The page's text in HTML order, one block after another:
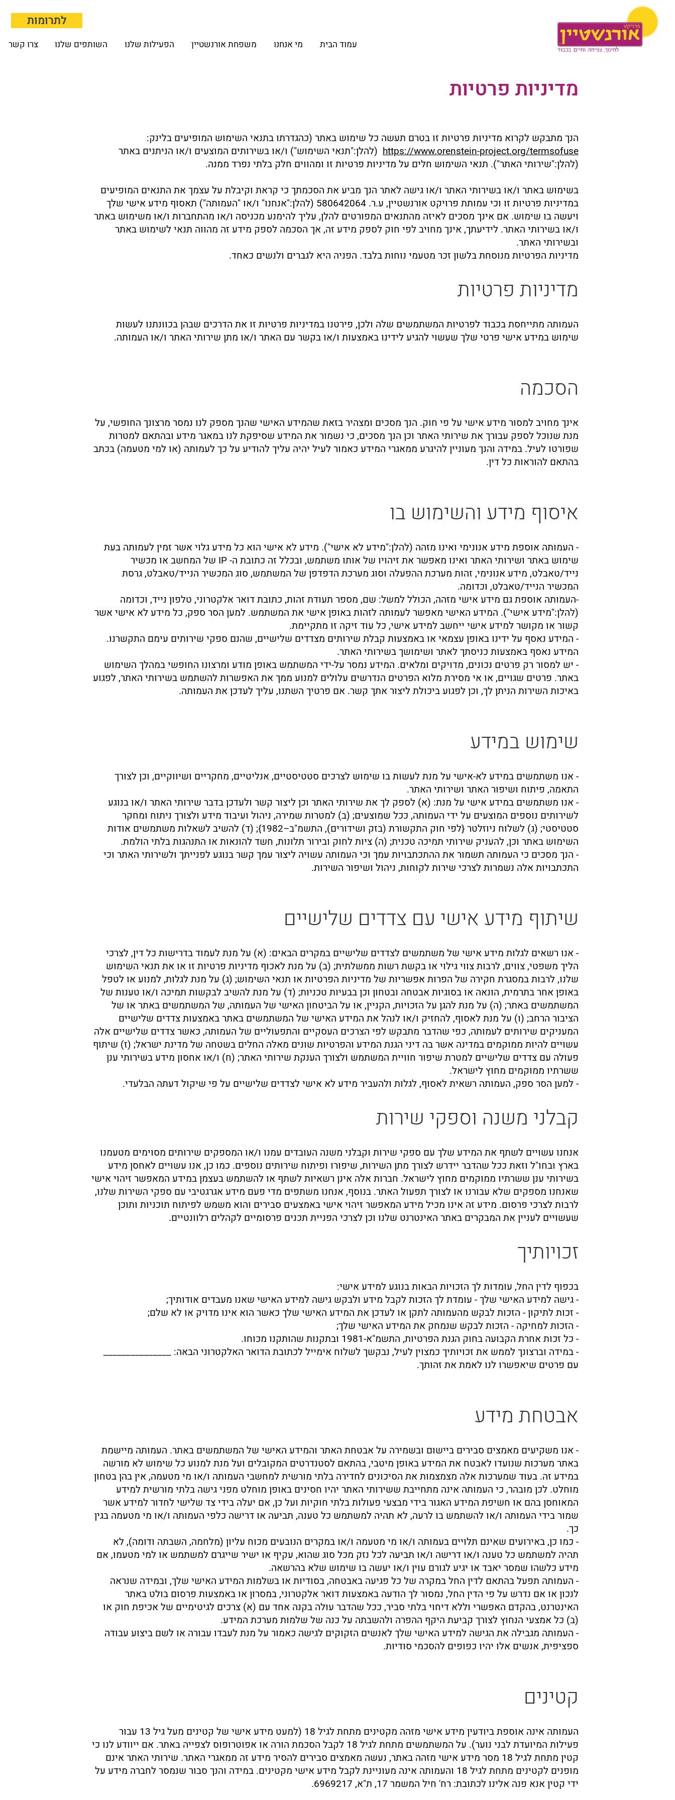
לתרומות
עמוד הבית מי אנחנו ​משפחת אורנשטיין הפעילות שלנו השותפים שלנו צרו קשר
מדיניות פרטיות
הנך מתבקש לקרוא מדיניות פרטיות זו בטרם תעשה כל שימוש באתר (כהגדרתו בתנאי השימוש המופיעים בלינק:
https://www.orenstein-project.org/termsofuse (להלן:"תנאי השימוש") ו/או בשירותים המוצעים ו/או הניתנים באתר
(להלן:"שירותי האתר"). תנאי השימוש חלים על מדיניות פרטיות זו ומהווים חלק בלתי נפרד ממנה.
בשימוש באתר ו/או בשירותי האתר ו/או גישה לאתר הנך מביע את הסכמתך כי קראת וקיבלת על עצמך את התנאים המופיעים
במדיניות פרטיות זו וכי עמותת פרויקט אורנשטיין, ע.ר. 580642064 (להלן:"אנחנו" ו/או "העמותה") תאסוף מידע אישי שלך
ויעשה בו שימוש. אם אינך מסכים לאיזה מהתנאים המפורטים להלן, עליך להימנע מכניסה ו/או מהתחברות ו/או משימוש באתר
ו/או בשירותי האתר. לידיעתך, אינך מחויב לפי חוק לספק מידע זה, אך הסכמה לספק מידע זה מהווה תנאי לשימוש באתר
ובשירותי האתר.
מדיניות הפרטיות מנוסחת בלשון זכר מטעמי נוחות בלבד. הפניה היא לגברים ולנשים כאחד.
מדיניות פרטיות
העמותה מתייחסת בכבוד לפרטיות המשתמשים שלה ולכן, פירטנו במדיניות פרטיות זו את הדרכים שבהן בכוונתנו לעשות
שימוש במידע אישי פרטי שלך שעשוי להגיע לידינו באמצעות ו/או בקשר עם האתר ו/או מתן שירותי האתר ו/או העמותה.
הסכמה
אינך מחויב למסור מידע אישי על פי חוק. הנך מסכים ומצהיר בזאת שהמידע האישי שהנך מספק לנו נמסר מרצונך החופשי, על
מנת שנוכל לספק עבורך את שירותי האתר וכן הנך מסכים, כי נשמור את המידע שסיפקת לנו במאגר מידע ובהתאם למטרות
שפורטו לעיל. במידה והנך מעוניין להיגרע ממאגרי המידע כאמור לעיל יהיה עליך להודיע על כך לעמותה (או למי מטעמה) בכתב
בהתאם להוראות כל דין.
איסוף מידע והשימוש בו
- העמותה אוספת מידע אנונימי ואינו מזהה (להלן:"מידע לא אישי"). מידע לא אישי הוא כל מידע גלוי אשר זמין לעמותה בעת
שימוש באתר ושירותי האתר ואינו מאפשר את זיהויו של אותו משתמש, ובכלל זה כתובת ה- IP של המחשב או מכשיר
נייד/טאבלט, מידע אנונימי, זהות מערכת ההפעלה וסוג מערכת הדפדפן של המשתמש, סוג המכשיר הנייד/טאבלט, גרסת
המכשיר הנייד/טאבלט, וכדומה.
-העמותה אוספת גם מידע אישי מזהה, הכולל למשל: שם, מספר תעודת זהות, כתובת דואר אלקטרוני, טלפון נייד, וכדומה
(להלן:"מידע אישי"). המידע האישי מאפשר לעמותה לזהות באופן אישי את המשתמש. למען הסר ספק, כל מידע לא אישי אשר
קשור או מקושר למידע אישי ייחשב למידע אישי, כל עוד זיקה זו מתקיימת.
- המידע נאסף על ידינו באופן עצמאי או באמצעות קבלת שירותים מצדדים שלישיים, שהנם ספקי שירותים עימם התקשרנו.
המידע נאסף באמצעות כניסתך לאתר ושימושך בשירותי האתר.
- יש למסור רק פרטים נכונים, מדויקים ומלאים. המידע נמסר על-ידי המשתמש באופן מודע ומרצונו החופשי במהלך השימוש
באתר. פרטים שגויים, או אי מסירת מלוא הפרטים הנדרשים עלולים למנוע ממך את האפשרות להשתמש בשירותי האתר, לפגוע
באיכות השירות הניתן לך, וכן לפגוע ביכולת ליצור אתך קשר. אם פרטיך השתנו, עליך לעדכן את העמותה.
שימוש במידע
- אנו משתמשים במידע לא-אישי על מנת לעשות בו שימוש לצרכים סטטיסטיים, אנליטיים, מחקריים ושיווקיים, וכן לצורך
התאמה, פיתוח ושיפור האתר ושירותי האתר.
- אנו משתמשים במידע אישי על מנת: (א) לספק לך את שירותי האתר וכן ליצור קשר ולעדכן בדבר שירותי האתר ו/או בנוגע
לשירותים נוספים המוצעים על ידי העמותה, ככל שמוצעים; (ב) למטרות שמירה, ניהול ועיבוד מידע ולצורך ניתוח ומחקר
סטטיסטי; (ג) לשלוח ניוזלטר {לפי חוק התקשורת (בזק ושידורים), התשמ"ב–1982}; (ד) להשיב לשאלות משתמשים אודות
השימוש באתר וכן, להעניק שירותי תמיכה טכנית; (ה) ציות לחוק ובירור תלונות, חשד להונאות או התנהגות בלתי הולמת.
- הנך מסכים כי העמותה תשמור את ההתכתבויות עמך וכי העמותה עשויה ליצור עמך קשר בנוגע לפנייתך ולשירותי האתר וכי
התכתבויות אלה נשמרות לצרכי שירות לקוחות, ניהול ושיפור השירות.
שיתוף מידע אישי עם צדדים שלישיים
- אנו רשאים לגלות מידע אישי של משתמשים לצדדים שלישיים במקרים הבאים: (א) על מנת לעמוד בדרישות כל דין, לצרכי
הליך משפטי, צווים, לרבות צווי גילוי או בקשת רשות ממשלתית; (ב) על מנת לאכוף מדיניות פרטיות זו או את תנאי השימוש
שלנו, לרבות במסגרת חקירה של הפרות אפשריות של מדיניות הפרטיות או תנאי השימוש; (ג) על מנת לגלות, למנוע או לטפל
באופן אחר בתרמית, הונאה או בסוגיות אבטחה ובטחון וכן בבעיות טכניות; (ד) על מנת להשיב לבקשות תמיכה ו/או טענות של
המשתמשים באתר; (ה) על מנת להגן על הזכויות, הקניין, או על הביטחון האישי של העמותה, של המשתמשים באתר או של
הציבור הרחב; (ו) על מנת לאסוף, להחזיק ו/או לנהל את המידע האישי של המשתמשים באתר באמצעות צדדים שלישיים
המעניקים שירותים לעמותה, כפי שהדבר מתבקש לפי הצרכים העסקיים והתפעוליים של העמותה, כאשר צדדים שלישיים אלה
עשויים להיות ממוקמים במדינה אשר בה דיני הגנת המידע והפרטיות שונים מאלה החלים בשטחה של מדינת ישראל; (ז) שיתוף
פעולה עם צדדים שלישיים למטרת שיפור חוויית המשתמש ולצורך הענקת שירותי האתר; (ח) ו/או אחסון מידע בשירותי ענן
ששרתיו ממוקמים מחוץ לישראל.
- למען הסר ספק, העמותה רשאית לאסוף, לגלות ולהעביר מידע לא אישי לצדדים שלישיים על פי שיקול דעתה הבלעדי.
קבלני משנה וספקי שירות
אנחנו עשויים לשתף את המידע שלך עם ספקי שירות וקבלני משנה העובדים עמנו ו/או המספקים שירותים מסוימים מטעמנו
בארץ ובחו"ל וזאת ככל שהדבר יידרש לצורך מתן השירות, שיפורו ופיתוח שירותים נוספים. כמו כן, אנו עשויים לאחסן מידע
בשירותי ענן ששרתיו ממוקמים מחוץ לישראל. חברות אלה אינן רשאיות לשתף או להשתמש בעצמן במידע המאפשר זיהוי אישי
שאנחנו מספקים שלא עבורנו או לצורך תפעול האתר. בנוסף, אנחנו משתפים מדי פעם מידע אגרגטיבי עם ספקי השירות שלנו,
לרבות לצרכי פרסום. מידע זה אינו מכיל מידע המאפשר זיהוי אישי באמצעים סבירים והוא משמש לפיתוח תוכניות ותוכן
שעשויים לעניין את המבקרים באתר האינטרנט שלנו וכן לצרכי הפניית תכנים פרסומיים לקהלים רלוונטיים.
זכויותיך
בכפוף לדין החל, עומדות לך הזכויות הבאות בנוגע למידע אישי:
- גישה למידע האישי שלך - עומדת לך הזכות לקבל מידע ולבקש גישה למידע האישי שאנו מעבדים אודותיך;
- זכות לתיקון - הזכות לבקש מהעמותה לתקן או לעדכן את המידע האישי שלך כאשר הוא אינו מדויק או לא שלם;
- הזכות למחיקה - הזכות לבקש שנמחק את המידע האישי שלך;
- כל זכות אחרת הקבועה בחוק הגנת הפרטיות, התשמ"א-1981 ובתקנות שהותקנו מכוחו.
- במידה וברצונך לממש את זכויותיך כמצוין לעיל, נבקשך לשלוח אימייל לכתובת הדואר האלקטרוני הבאה: _______________
עם פרטים שיאפשרו לנו לאמת את זהותך.
אבטחת מידע
- אנו משקיעים מאמצים סבירים ביישום ובשמירה על אבטחת האתר והמידע האישי של המשתמשים באתר. העמותה מיישמת
באתר מערכות שנועדו לאבטח את המידע באופן מיטבי, בהתאם לסטנדרטים המקובלים ועל מנת למנוע כל שימוש לא מורשה
במידע זה. בעוד שמערכות אלה מצמצמות את הסיכונים לחדירה בלתי מורשית למחשבי העמותה ו/או מי מטעמה, אין בהן בטחון
מוחלט. לכן מובהר, כי העמותה אינה מתחייבת ששירותי האתר יהיו חסינים באופן מוחלט מפני גישה בלתי מורשית למידע
המאוחסן בהם או חשיפת המידע האגור בידי מבצעי פעולות בלתי חוקיות ועל כן, אם יעלה בידי צד שלישי לחדור למידע אשר
שמור בידי העמותה ו/או להשתמש בו לרעה, לא תהיה למשתמש כל טענה, תביעה או דרישה כלפי העמותה ו/או מי מטעמה בגין
כך.
- כמו כן, באירועים שאינם תלויים בעמותה ו/או מי מטעמה ו/או במקרים הנובעים מכוח עליון (מלחמה, השבתה ודומה), לא
תהיה למשתמש כל טענה ו/או דרישה ו/או תביעה לכל נזק מכל סוג שהוא, עקיף או ישיר שייגרם למשתמש או למי מטעמו, אם
מידע כלשהו שמסר יאבד או יגיע לגורם עוין ו/או יעשה בו שימוש שלא בהרשאה.
- העמותה תפעל בהתאם לדין החל במקרה של כל פגיעה באבטחה, בסודיות או בשלמות המידע האישי שלך, ובמידה שנראה
לנכון או אם נדרש על פי הדין החל, נמסור לך הודעה באמצעות דואר אלקטרוני, במסרון או באמצעות פרסום בולט באתר
האינטרנט, בהקדם האפשרי וללא דיחוי בלתי סביר, ככל שהדבר עולה בקנה אחד עם (א) צרכים לגיטימיים של אכיפת חוק או
(ב) כל אמצעי הנחוץ לצורך קביעת היקף ההפרה ולהשבתה על כנה של שלמות מערכת המידע.
- העמותה מגבילה את הגישה למידע האישי שלך לאנשים הזקוקים לגישה כאמור על מנת לעבדו עבורה או לשם ביצוע עבודה
ספציפית, אנשים אלו יהיו כפופים להסכמי סודיות.
קטינים
העמותה אינה אוספת ביודעין מידע אישי מזהה מקטינים מתחת לגיל 18 (למעט מידע אישי של קטינים מעל גיל 13 עבור
פעילות המיועדת לבני נוער). על המשתמשים מתחת לגיל 18 לקבל הסכמת הורה או אפוטרופוס לצפייה באתר. אם ייוודע לנו כי
קטין מתחת לגיל 18 מסר מידע אישי מזהה באתר, נעשה מאמצים סבירים להסיר מידע זה ממאגרי האתר. שירותי האתר אינם
מופנים לקטינים מתחת לגיל 18 והעמותה אינה מעוניינת לקבל מידע אישי מקטינים. במידה והנך סבור שנמסר לחברה מידע על
ידי קטין אנא פנה אלינו לכתובת: רח' חיל המשמר 17, ת"א, 6969217.